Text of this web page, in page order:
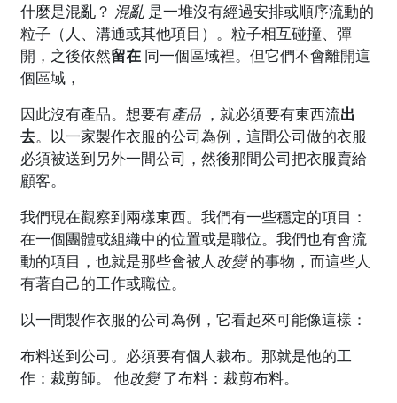
什麼是混亂？ 混亂 是一堆沒有經過安排或順序流動的
粒子（人、溝通或其他項目）。粒子相互碰撞、彈
開，之後依然留在 同一個區域裡。但它們不會離開這
個區域，
因此沒有產品。想要有產品 ，就必須要有東西流出
去。以一家製作衣服的公司為例，這間公司做的衣服
必須被送到另外一間公司，然後那間公司把衣服賣給
顧客。
我們現在觀察到兩樣東西。我們有一些穩定的項目：
在一個團體或組織中的位置或是職位。我們也有會流
動的項目，也就是那些會被人改變的事物，而這些人
有著自己的工作或職位。
以一間製作衣服的公司為例，它看起來可能像這樣：
布料送到公司。必須要有個人裁布。那就是他的工
作：裁剪師。
他改變了布料：裁剪布料。